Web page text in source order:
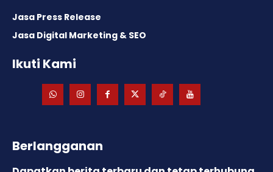
Jasa Press Release
Jasa Digital Marketing & SEO
Ikuti Kami
Berlangganan